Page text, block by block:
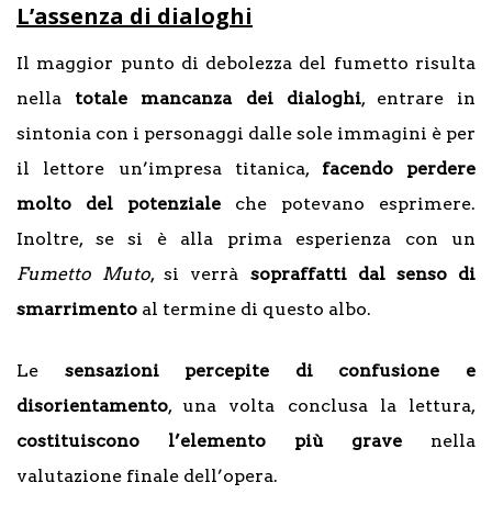
L’assenza di dialoghi
Il maggior punto di debolezza del fumetto risulta
nella totale mancanza dei dialoghi, entrare in
sintonia con i personaggi dalle sole immagini è per
il lettore un’impresa titanica, facendo perdere
molto del potenziale che potevano esprimere.
Inoltre, se si è alla prima esperienza con un
Fumetto Muto, si verrà sopraffatti dal senso di
smarrimento al termine di questo albo.
Le sensazioni percepite di confusione e
disorientamento, una volta conclusa la lettura,
costituiscono l’elemento più grave nella
valutazione finale dell’opera.